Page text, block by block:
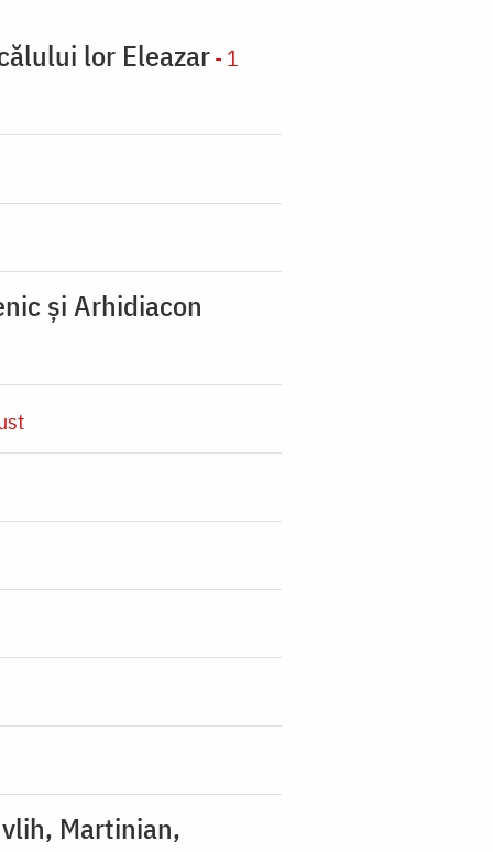
lor Eleazar- 1
şi Arhidiacon
Martinian,